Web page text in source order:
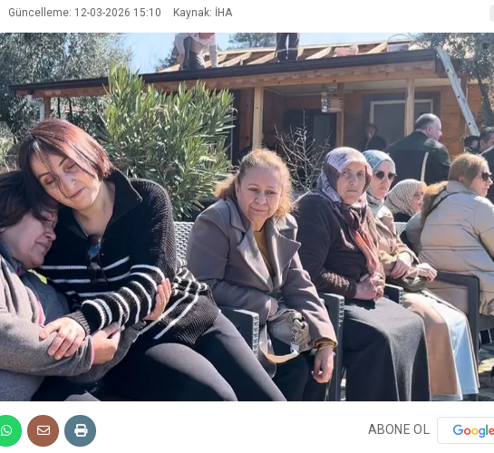
Güncelleme: 12-03-2026 15:10 Kaynak: İHA
ABONE OL